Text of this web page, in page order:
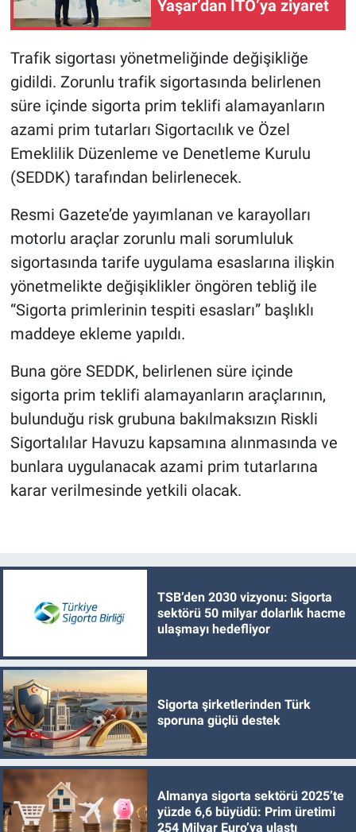
Yaşar’dan İTO’ya ziyaret
Trafik sigortası yönetmeliğinde değişikliğe
gidildi. Zorunlu trafik sigortasında belirlenen
süre içinde sigorta prim teklifi alamayanların
azami prim tutarları Sigortacılık ve Özel
Emeklilik Düzenleme ve Denetleme Kurulu
(SEDDK) tarafından belirlenecek.
Resmi Gazete’de yayımlanan ve karayolları
motorlu araçlar zorunlu mali sorumluluk
sigortasında tarife uygulama esaslarına ilişkin
yönetmelikte değişiklikler öngören tebliğ ile
“Sigorta primlerinin tespiti esasları” başlıklı
maddeye ekleme yapıldı.
Buna göre SEDDK, belirlenen süre içinde
sigorta prim teklifi alamayanların araçlarının,
bulunduğu risk grubuna bakılmaksızın Riskli
Sigortalılar Havuzu kapsamına alınmasında ve
bunlara uygulanacak azami prim tutarlarına
karar verilmesinde yetkili olacak.
TSB’den 2030 vizyonu: Sigorta
sektörü 50 milyar dolarlık hacme
ulaşmayı hedefliyor
Sigorta şirketlerinden Türk
sporuna güçlü destek
Almanya sigorta sektörü 2025’te
yüzde 6,6 büyüdü: Prim üretimi
254 Milyar Euro’ya ulaştı